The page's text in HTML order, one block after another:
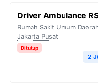
Driver Ambulance
Rumah Sakit Umum
Jakarta Pusat
Ditutup
2